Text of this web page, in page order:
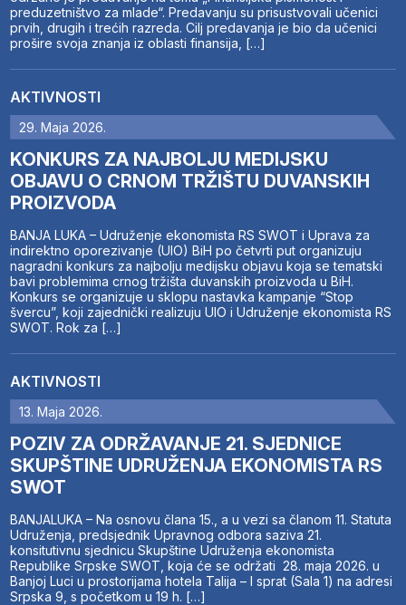
preduzetništvo za mlade“. Predavanju su prisustvovali učenici
prvih, drugih i trećih razreda. Cilj predavanja je bio da učenici
prošire svoja znanja iz oblasti finansija, […]
AKTIVNOSTI
29. Maja 2026.
KONKURS ZA NAJBOLJU MEDIJSKU
OBJAVU O CRNOM TRŽIŠTU DUVANSKIH
PROIZVODA
BANJA LUKA – Udruženje ekonomista RS SWOT i Uprava za
indirektno oporezivanje (UIO) BiH po četvrti put organizuju
nagradni konkurs za najbolju medijsku objavu koja se tematski
bavi problemima crnog tržišta duvanskih proizvoda u BiH.
Konkurs se organizuje u sklopu nastavka kampanje “Stop
švercu”, koji zajednički realizuju UIO i Udruženje ekonomista RS
SWOT. Rok za […]
AKTIVNOSTI
13. Maja 2026.
POZIV ZA ODRŽAVANJE 21. SJEDNICE
SKUPŠTINE UDRUŽENJA EKONOMISTA RS
SWOT
BANJALUKA – Na osnovu člana 15., a u vezi sa članom 11. Statuta
Udruženja, predsjednik Upravnog odbora saziva 21.
konsitutivnu sjednicu Skupštine Udruženja ekonomista
Republike Srpske SWOT, koja će se održati 28. maja 2026. u
Banjoj Luci u prostorijama hotela Talija – I sprat (Sala 1) na adresi
Srpska 9, s početkom u 19 h. […]